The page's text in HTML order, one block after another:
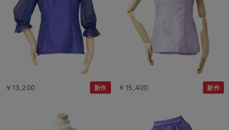
￥13,200 新作 ￥15,400 新作